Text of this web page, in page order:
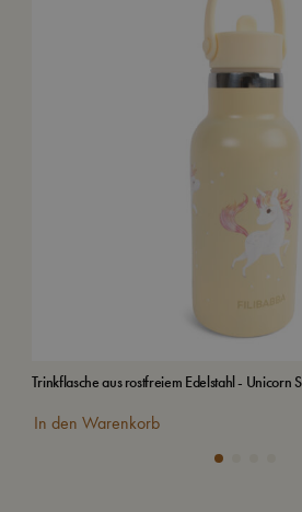
Trinkflasche aus rostfreiem Edelstahl - Unicorn
In den Warenkorb